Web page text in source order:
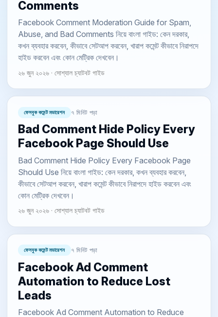
Comments
Facebook Comment Moderation Guide for Spam,
Abuse, and Bad Comments নিয়ে বাংলা গাইড: কেন দরকার,
কখন ব্যবহার করবেন, কীভাবে সেটআপ করবেন, খারাপ কমেন্ট কীভাবে নিরাপদে
হাইড করবেন এবং কোন মেট্রিক দেখবেন।
২৬ জুন ২০২৬ · সোশ্যাল চ্যাটবট গাইড
ফেসবুক কমেন্ট মডারেশন ৭ মিনিট পড়া
Bad Comment Hide Policy Every
Facebook Page Should Use
Bad Comment Hide Policy Every Facebook Page
Should Use নিয়ে বাংলা গাইড: কেন দরকার, কখন ব্যবহার করবেন,
কীভাবে সেটআপ করবেন, খারাপ কমেন্ট কীভাবে নিরাপদে হাইড করবেন এবং
কোন মেট্রিক দেখবেন।
২৬ জুন ২০২৬ · সোশ্যাল চ্যাটবট গাইড
ফেসবুক কমেন্ট মডারেশন ৭ মিনিট পড়া
Facebook Ad Comment
Automation to Reduce Lost
Leads
Facebook Ad Comment Automation to Reduce